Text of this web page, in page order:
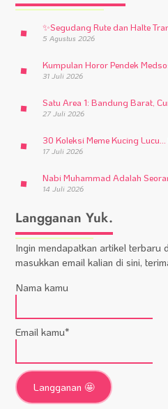
✨Segudang Rute dan Halte
5 Agustus 2026
Kumpulan Horor Pendek
31 Juli 2026
Satu Area 1: Bandung Barat,
27 Juli 2026
30 Koleksi Meme Kucing
17 Juli 2026
Nabi Muhammad Adalah
14 Juli 2026
Langganan Yuk.
Ingin mendapatkan artikel terbaru
masukkan email kalian di sini,
Nama kamu
Email kamu*